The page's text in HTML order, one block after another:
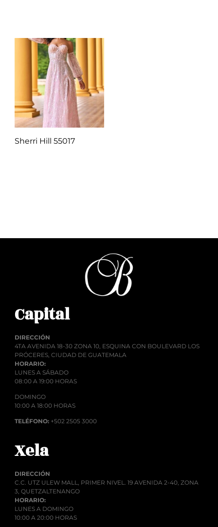
Sherri Hill 55017
Capital
DIRECCIÓN
4TA AVENIDA 18-30 ZONA 10, ESQUINA CON BOULEVARD LOS
PRÓCERES, CIUDAD DE GUATEMALA
HORARIO:
LUNES A SÁBADO
08:00 A 19:00 HORAS
DOMINGO
10:00 A 18:00 HORAS
TELÉFONO: +502 2505 3000
Xela
DIRECCIÓN
C.C. UTZ ULEW MALL, PRIMER NIVEL. 19 AVENIDA 2-40, ZONA
3, QUETZALTENANGO
HORARIO:
LUNES A DOMINGO
10:00 A 20:00 HORAS